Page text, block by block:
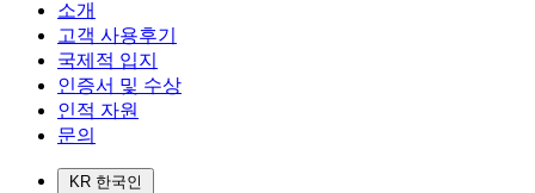
소개
고객 사용후기
국제적 입지
인증서 및 수상
인적 자원
문의
KR 한국인